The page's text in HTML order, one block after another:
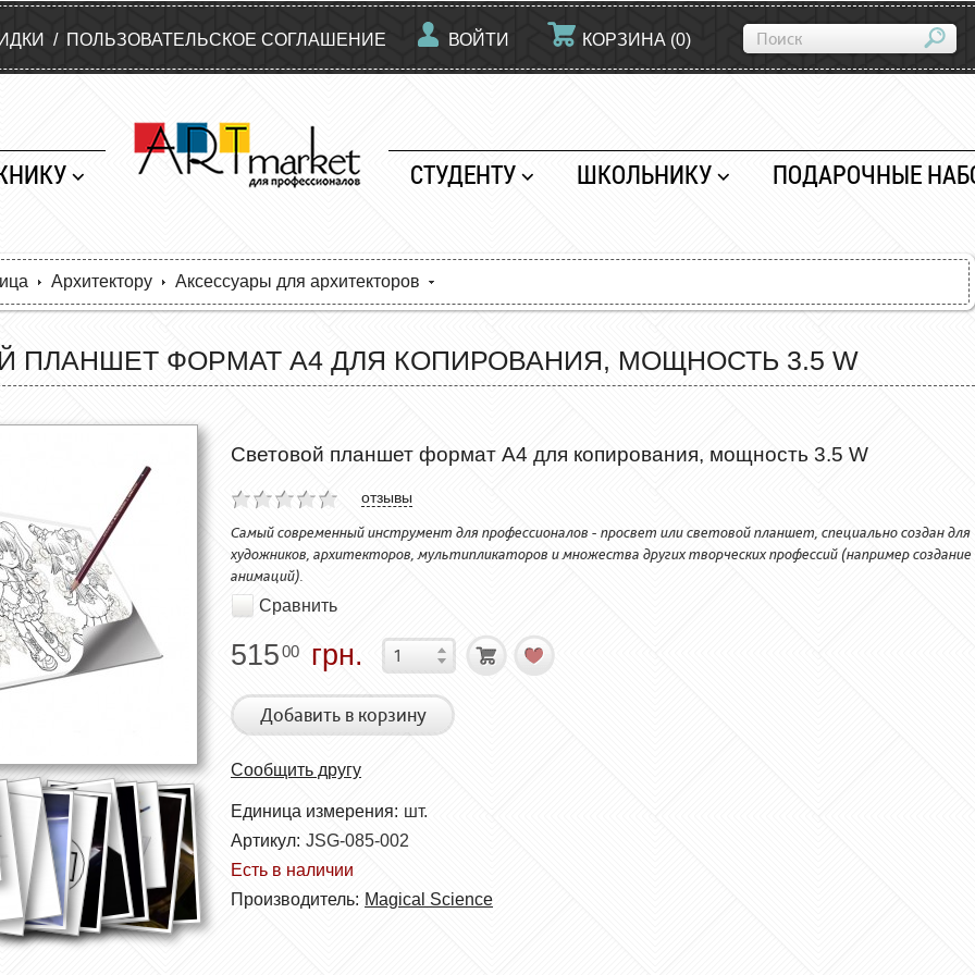
/ ПОЛЬЗОВАТЕЛЬСКОЕ СОГЛАШЕНИЕ ВОЙТИ КОРЗИНА (0)
СТУДЕНТУ ШКОЛЬНИКУ ПОДАРОЧНЫЕ
Архитектору Аксессуары для архитекторов
ПЛАНШЕТ ФОРМАТ А4 ДЛЯ КОПИРОВАНИЯ, МОЩНОСТЬ 3.5 W
Световой планшет формат А4 для копирования, мощность 3.5 W
отзывы
Самый современный инструмент для профессионалов - просвет или световой планшет, специально создан для
художников, архитекторов, мультипликаторов и множества других творческих профессий (например создание
анимаций).
Сравнить
51500 грн.
Добавить в корзину
Сообщить другу
Единица измерения: шт.
Артикул: JSG-085-002
Есть в наличии
Производитель: Magical Science